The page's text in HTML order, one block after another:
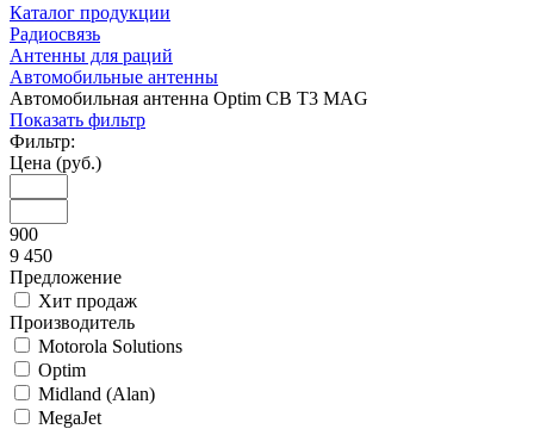
Каталог продукции
Радиосвязь
Антенны для раций
Автомобильные антенны
Автомобильная антенна Optim CB T3 MAG
Показать фильтр
Фильтр:
Цена (руб.)
900
9 450
Предложение
Хит продаж
Производитель
Motorola Solutions
Optim
Midland (Alan)
MegaJet